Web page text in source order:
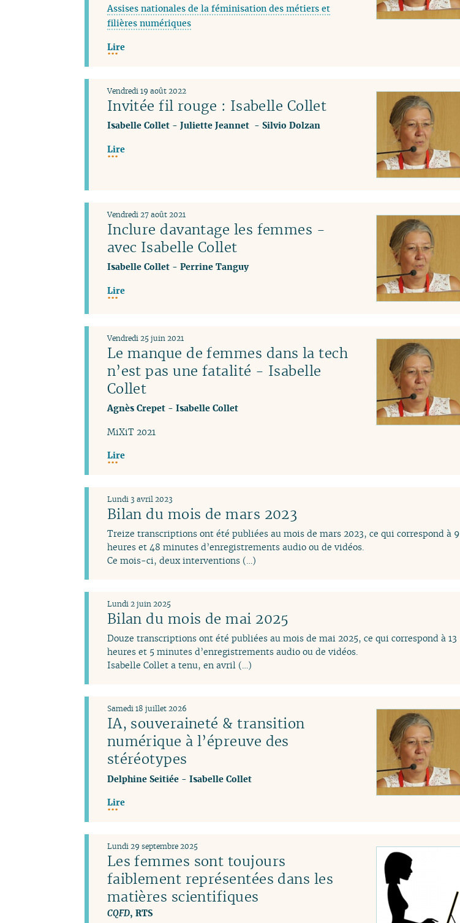
Assises nationales de la féminisation des métiers et
filières numériques
Lire
Invitée fil rouge : Isabelle Collet
Vendredi 19 août 2022
Isabelle Collet- Juliette Jeannet - Silvio Dolzan
Lire
Inclure davantage les femmes -
avec Isabelle Collet
Vendredi 27 août 2021
Isabelle Collet- Perrine Tanguy
Lire
Le manque de femmes dans la tech
n’est pas une fatalité - Isabelle
Collet
Vendredi 25 juin 2021
Agnès Crepet- Isabelle Collet
MiXiT 2021
Lire
Bilan du mois de mars 2023
Lundi 3 avril 2023
Treize transcriptions ont été publiées au mois de mars 2023, ce qui correspond à 9
heures et 48 minutes d’enregistrements audio ou de vidéos.
Ce mois-ci, deux interventions (…)
Bilan du mois de mai 2025
Lundi 2 juin 2025
Douze transcriptions ont été publiées au mois de mai 2025, ce qui correspond à 13
heures et 5 minutes d’enregistrements audio ou de vidéos.
Isabelle Collet a tenu, en avril (…)
IA, souveraineté & transition
numérique à l’épreuve des
stéréotypes
Samedi 18 juillet 2026
Delphine Seitiée- Isabelle Collet
Lire
Les femmes sont toujours
faiblement représentées dans les
matières scientifiques
CQFD, RTS
Lundi 29 septembre 2025